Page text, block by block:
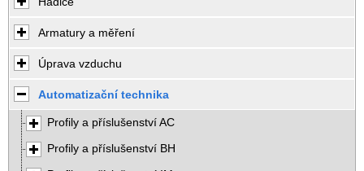
Armatury a měření
Úprava vzduchu
Automatizační technika
Profily a příslušenství AC
Profily a příslušenství BH